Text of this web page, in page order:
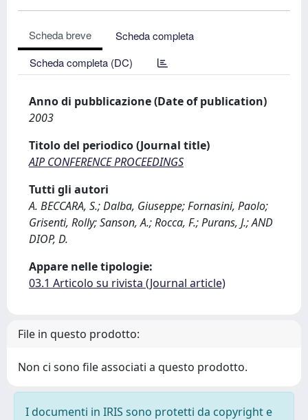
Scheda breve
Scheda completa
Scheda completa (DC)
Anno di pubblicazione (Date of publication)
2003
Titolo del periodico (Journal title)
AIP CONFERENCE PROCEEDINGS
Tutti gli autori
A. BECCARA, S.; Dalba, Giuseppe; Fornasini, Paolo;
Grisenti, Rolly; Sanson, A.; Rocca, F.; Purans, J.; AND
DIOP, D.
Appare nelle tipologie:
03.1 Articolo su rivista (Journal article)
File in questo prodotto:
Non ci sono file associati a questo prodotto.
I documenti in IRIS sono protetti da copyright e